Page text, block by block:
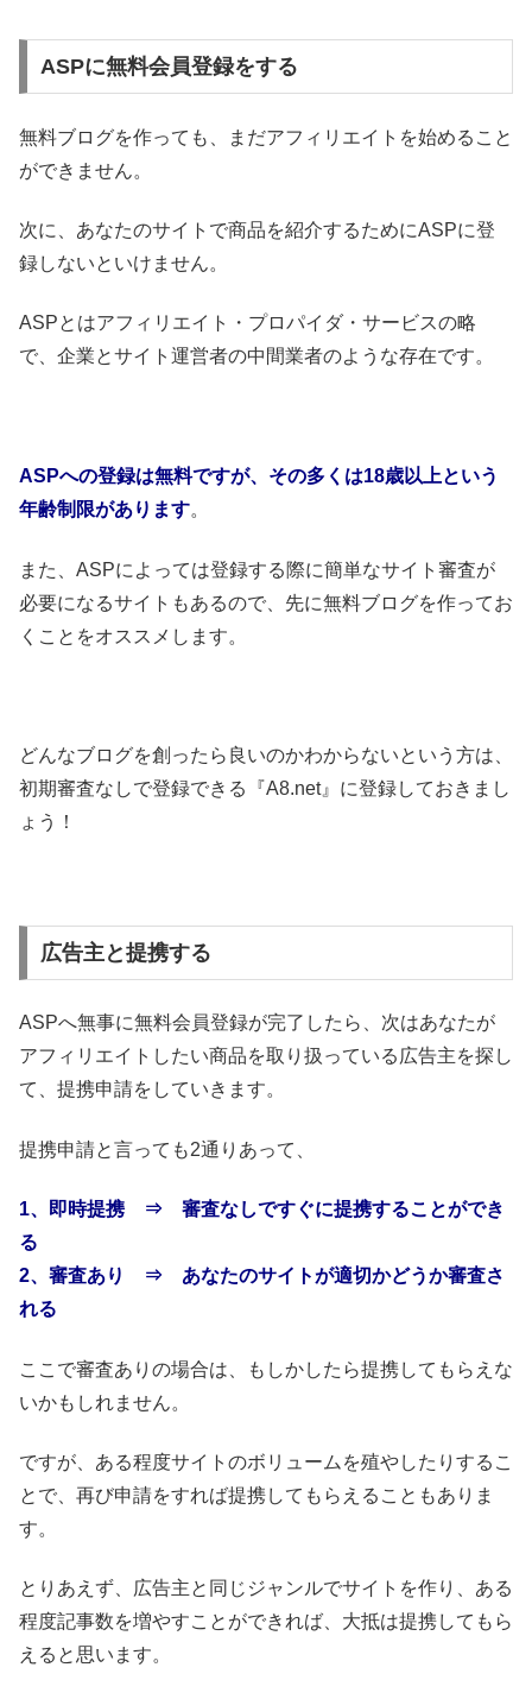
ASPに無料会員登録をする
無料ブログを作っても、まだアフィリエイトを始めること
ができません。
次に、あなたのサイトで商品を紹介するためにASPに登
録しないといけません。
ASPとはアフィリエイト・プロパイダ・サービスの略
で、企業とサイト運営者の中間業者のような存在です。
ASPへの登録は無料ですが、その多くは18歳以上という
年齢制限があります。
また、ASPによっては登録する際に簡単なサイト審査が
必要になるサイトもあるので、先に無料ブログを作ってお
くことをオススメします。
どんなブログを創ったら良いのかわからないという方は、
初期審査なしで登録できる『A8.net』に登録しておきまし
ょう！
広告主と提携する
ASPへ無事に無料会員登録が完了したら、次はあなたが
アフィリエイトしたい商品を取り扱っている広告主を探し
て、提携申請をしていきます。
提携申請と言っても2通りあって、
1、即時提携 ⇒ 審査なしですぐに提携することができ
る
2、審査あり ⇒ あなたのサイトが適切かどうか審査さ
れる
ここで審査ありの場合は、もしかしたら提携してもらえな
いかもしれません。
ですが、ある程度サイトのボリュームを殖やしたりするこ
とで、再び申請をすれば提携してもらえることもありま
す。
とりあえず、広告主と同じジャンルでサイトを作り、ある
程度記事数を増やすことができれば、大抵は提携してもら
えると思います。